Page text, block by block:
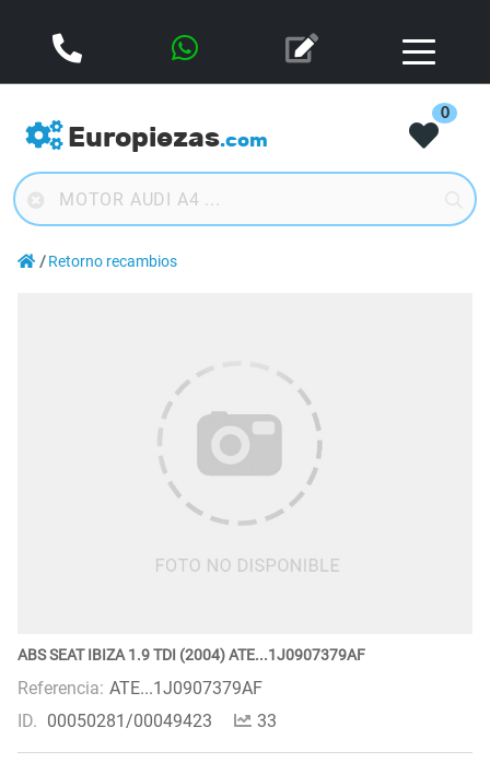
Europiezas.com
0
Retorno recambios
ABS SEAT IBIZA 1.9 TDI (2004) ATE...1J0907379AF
Referencia: ATE...1J0907379AF
ID. 00050281/00049423 33